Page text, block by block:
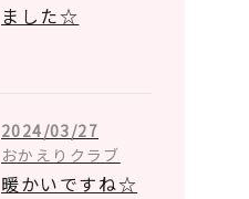
ました☆
2024/03/27
おかえりクラブ
暖かいですね☆